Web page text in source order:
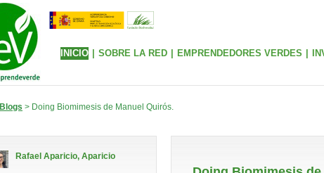
INICIO SOBRE LA RED EMPRENDEDORES VERDES
Blogs > Doing Biomimesis de Manuel Quirós.
Rafael Aparicio, Aparicio